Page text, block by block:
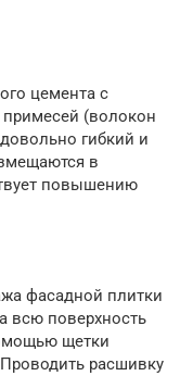
цемента с
(волокон
гибкий и
в
повышению
фасадной плитки
всю поверхность
щетки
расшивку